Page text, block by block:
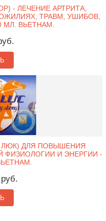
- ЛЕЧЕНИЕ АРТРИТА,
ТРАВМ, УШИБОВ,
МЛ. ВЬЕТНАМ.
ЛЮК) ДЛЯ ПОВЫШЕНИЯ
ФИЗИОЛОГИИ И ЭНЕРГИИ -